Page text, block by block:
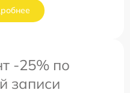
-25% по
записи